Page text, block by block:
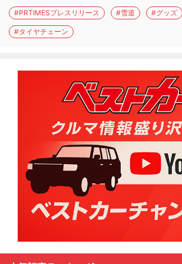
#PRTIMESプレスリリース #雪道 #グッズ
#タイヤチェーン